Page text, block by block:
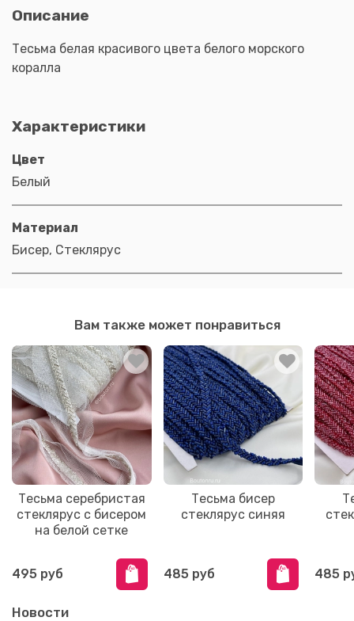
Описание
Тесьма белая красивого цвета белого морского
коралла
Характеристики
Цвет
Белый
Материал
Бисер, Стеклярус
Вам также может понравиться
Тесьма серебристая
стеклярус с бисером
на белой сетке
495 руб
Тесьма бисер
стеклярус синяя
485 руб 485
Новости